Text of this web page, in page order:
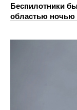
Беспилотники
областью ночью